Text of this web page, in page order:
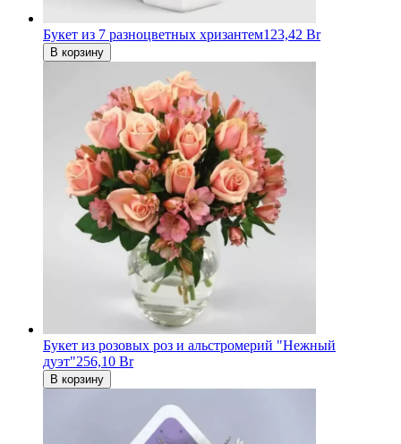
Букет из 7 разноцветных хризантем123,42 Br
В корзину
Букет из розовых роз и альстромерий "Нежный
дуэт"256,10 Br
В корзину